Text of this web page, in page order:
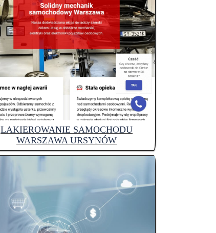
LAKIEROWANIE SAMOCHODU
WARSZAWA URSYNÓW